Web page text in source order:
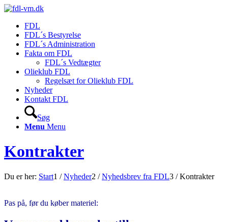
FDL
FDL´s Bestyrelse
FDL´s Administration
Fakta om FDL
FDL´s Vedtægter
Olieklub FDL
Regelsæt for Olieklub FDL
Nyheder
Kontakt FDL
Søg
Menu Menu
Kontrakter
Du er her: Start1 / Nyheder2 / Nyhedsbrev fra FDL3 / Kontrakter
Pas på, før du køber materiel: